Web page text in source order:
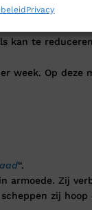
Privacy
kan te
week. Op
“.
Zij
zij